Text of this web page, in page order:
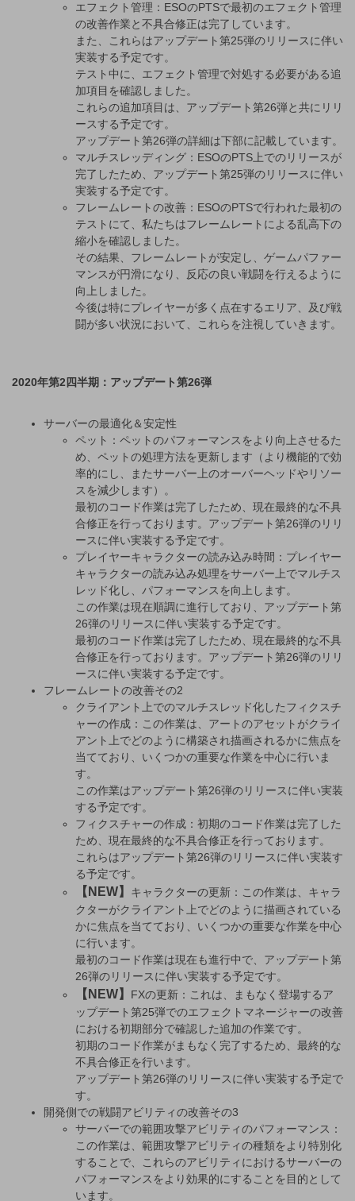
エフェクト管理：ESOのPTSで最初のエフェクト管理
の改善作業と不具合修正は完了しています。
また、これらはアップデート第25弾のリリースに伴い
実装する予定です。
テスト中に、エフェクト管理で対処する必要がある追
加項目を確認しました。
これらの追加項目は、アップデート第26弾と共にリリ
ースする予定です。
アップデート第26弾の詳細は下部に記載しています。
マルチスレッディング：ESOのPTS上でのリリースが
完了したため、アップデート第25弾のリリースに伴い
実装する予定です。
フレームレートの改善：ESOのPTSで行われた最初の
テストにて、私たちはフレームレートによる乱高下の
縮小を確認しました。
その結果、フレームレートが安定し、ゲームパファー
マンスが円滑になり、反応の良い戦闘を行えるように
向上しました。
今後は特にプレイヤーが多く点在するエリア、及び戦
闘が多い状況において、これらを注視していきます。
2020年第2四半期：アップデート第26弾
サーバーの最適化＆安定性
ペット：ペットのパフォーマンスをより向上させるた
め、ペットの処理方法を更新します（より機能的で効
率的にし、またサーバー上のオーバーヘッドやリソー
スを減少します）。
最初のコード作業は完了したため、現在最終的な不具
合修正を行っております。アップデート第26弾のリリ
ースに伴い実装する予定です。
プレイヤーキャラクターの読み込み時間：プレイヤー
キャラクターの読み込み処理をサーバー上でマルチス
レッド化し、パフォーマンスを向上します。
この作業は現在順調に進行しており、アップデート第
26弾のリリースに伴い実装する予定です。
最初のコード作業は完了したため、現在最終的な不具
合修正を行っております。アップデート第26弾のリリ
ースに伴い実装する予定です。
フレームレートの改善その2
クライアント上でのマルチスレッド化したフィクスチ
ャーの作成：この作業は、アートのアセットがクライ
アント上でどのように構築され描画されるかに焦点を
当てており、いくつかの重要な作業を中心に行いま
す。
この作業はアップデート第26弾のリリースに伴い実装
する予定です。
フィクスチャーの作成：初期のコード作業は完了した
ため、現在最終的な不具合修正を行っております。
これらはアップデート第26弾のリリースに伴い実装す
る予定です。
【NEW】 キャラクターの更新：この作業は、キャラ
クターがクライアント上でどのように描画されている
かに焦点を当てており、いくつかの重要な作業を中心
に行います。
最初のコード作業は現在も進行中で、アップデート第
26弾のリリースに伴い実装する予定です。
【NEW】 FXの更新：これは、まもなく登場するア
ップデート第25弾でのエフェクトマネージャーの改善
における初期部分で確認した追加の作業です。
初期のコード作業がまもなく完了するため、最終的な
不具合修正を行います。
アップデート第26弾のリリースに伴い実装する予定で
す。
開発側での戦闘アビリティの改善その3
サーバーでの範囲攻撃アビリティのパフォーマンス：
この作業は、範囲攻撃アビリティの種類をより特別化
することで、これらのアビリティにおけるサーバーの
パフォーマンスをより効果的にすることを目的として
います。